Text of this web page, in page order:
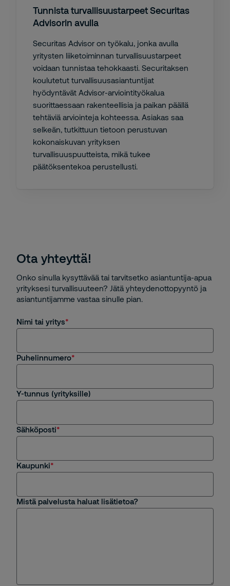
Tunnista turvallisuustarpeet Securitas
Advisorin avulla
Securitas Advisor on työkalu, jonka avulla
yritysten liiketoiminnan turvallisuustarpeet
voidaan tunnistaa tehokkaasti. Securitaksen
koulutetut turvallisuusasiantuntijat
hyödyntävät Advisor-arviointityökalua
suorittaessaan rakenteellisia ja paikan päällä
tehtäviä arviointeja kohteessa. Asiakas saa
selkeän, tutkittuun tietoon perustuvan
kokonaiskuvan yrityksen
turvallisuuspuutteista, mikä tukee
päätöksentekoa perustellusti.
Ota yhteyttä!
Onko sinulla kysyttävää tai tarvitsetko asiantuntija-apua
yrityksesi turvallisuuteen? Jätä yhteydenottopyyntö ja
asiantuntijamme vastaa sinulle pian.
Nimi tai yritys
Puhelinnumero
Y-tunnus (yrityksille)
Sähköposti
Kaupunki
Mistä palvelusta haluat lisätietoa?